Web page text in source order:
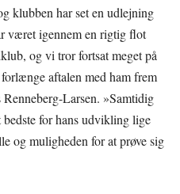
klubben har set en udlejning
været igennem en rigtig flot
og vi tror fortsat meget på
aftalen med ham frem
Larsen. »Samtidig
bedste for hans udvikling lige
og muligheden for at prøve sig